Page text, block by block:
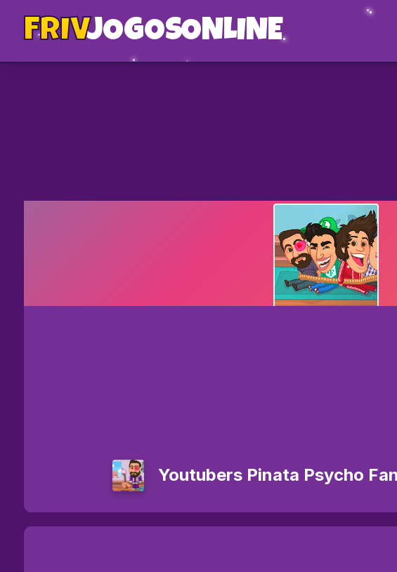
FRIVJOGOSONLINE
Youtubers Pinata Psycho Fan